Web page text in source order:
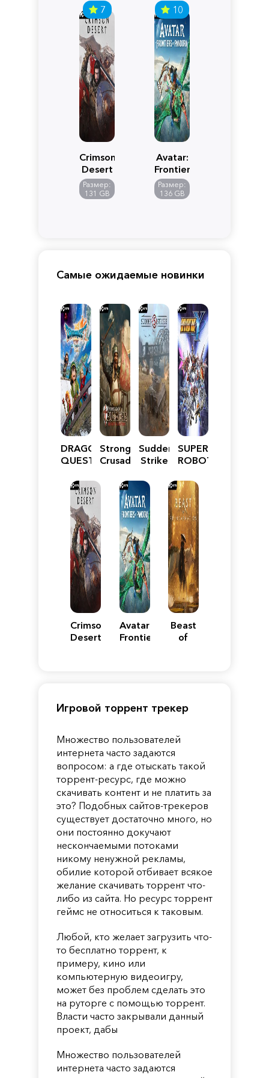
7
Crimson
Desert
Размер:
131 GB
10
Avatar:
Frontiers
of
Pandora
Размер:
136 GB
Самые ожидаемые новинки
DRAGON
QUEST
Reimagined
Stronghold
Crusader:
Edition
Sudden
Strike
SUPER
ROBOT
Y
Crimson
Desert
Avatar:
Frontiers
Beast
of
Игровой торрент трекер
Множество пользователей
интернета часто задаются
вопросом: а где отыскать такой
торрент-ресурс, где можно
скачивать контент и не платить за
это? Подобных сайтов-трекеров
существует достаточно много, но
они постоянно докучают
нескончаемыми потоками
никому ненужной рекламы,
обилие которой отбивает всякое
желание скачивать торрент что-
либо из сайта. Но ресурс торрент
геймс не относиться к таковым.
Любой, кто желает загрузить что-
то бесплатно торрент, к
примеру, кино или
компьютерную видеоигру,
может без проблем сделать это
на руторге с помощью торрент.
Власти часто закрывали данный
проект, дабы
Множество пользователей
интернета часто задаются